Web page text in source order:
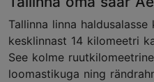
Tallinna linna
kesklinnast 14 kilomeetri
See kolme
loomastikuga ning